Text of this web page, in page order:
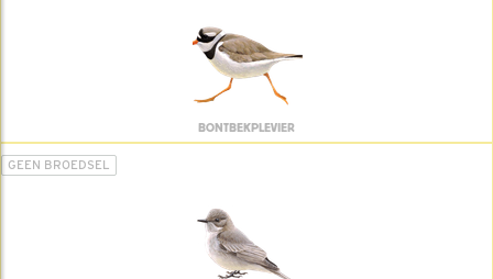
BONTBEKPLEVIER
GEEN BROEDSEL